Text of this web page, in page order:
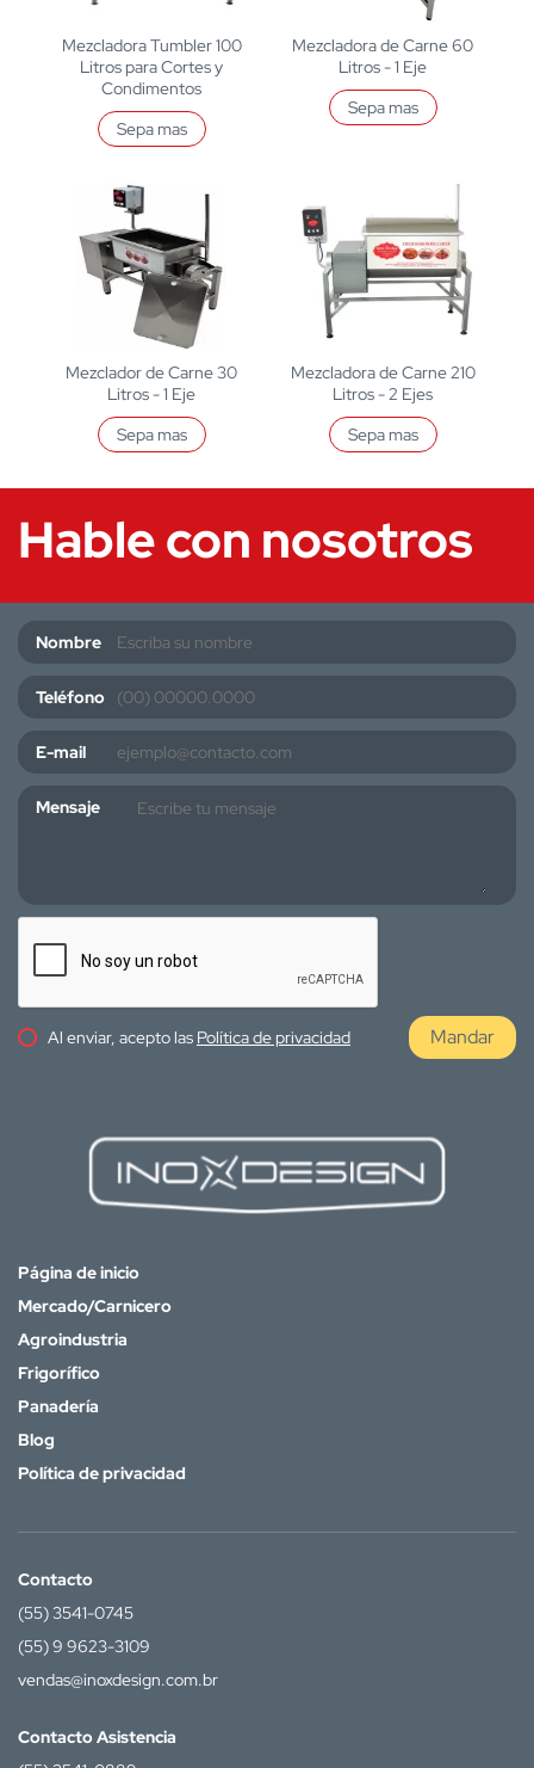
Mezcladora Tumbler 100
Litros para Cortes y
Condimentos
Sepa mas
Mezcladora de Carne 60
Litros - 1 Eje
Sepa mas
Mezclador de Carne 30
Litros - 1 Eje
Sepa mas
Mezcladora de Carne 210
Litros - 2 Ejes
Sepa mas
Hable con nosotros
Nombre
Teléfono
E-mail
Mensaje
Al enviar, acepto las Política de privacidad Mandar
Página de inicio
Mercado/Carnicero
Agroindustria
Frigorífico
Panadería
Blog
Política de privacidad
Contacto
(55) 3541-0745
(55) 9 9623-3109
vendas@inoxdesign.com.br
Contacto Asistencia